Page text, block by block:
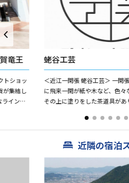
竜王
トショッ
が集結し
インナ
蛯谷工芸
＜近江一閑張 蛯谷工芸＞ 一閑
に飛来一閑が紙や木など、色々
その上に塗りをした茶道具があ
るようになったと伝えら...
近隣の宿泊